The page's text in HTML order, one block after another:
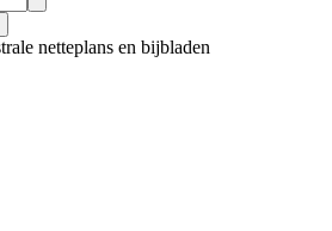
netteplans en bijbladen